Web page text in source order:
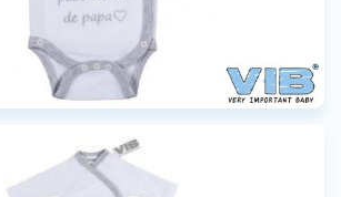
Devenir un revendeur
VIB®